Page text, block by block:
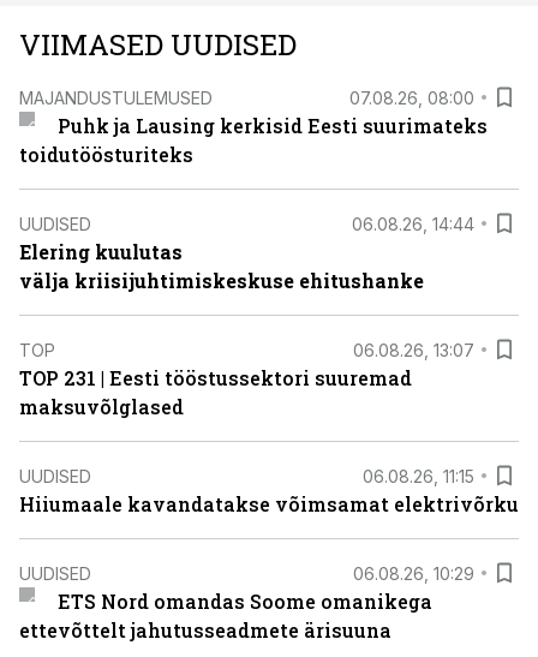
VIIMASED UUDISED
MAJANDUSTULEMUSED 07.08.26, 08:00
Puhk ja Lausing kerkisid Eesti suurimateks
toidutöösturiteks
UUDISED 06.08.26, 14:44
Elering kuulutas
välja kriisijuhtimiskeskuse ehitushanke
TOP 06.08.26, 13:07
TOP 231 | Eesti tööstussektori suuremad
maksuvõlglased
UUDISED 06.08.26, 11:15
Hiiumaale kavandatakse võimsamat elektrivõrku
UUDISED 06.08.26, 10:29
ETS Nord omandas Soome omanikega
ettevõttelt jahutusseadmete ärisuuna